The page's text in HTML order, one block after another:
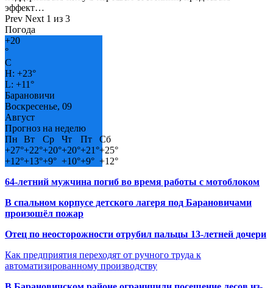
эффект…
Prev Next 1 из 3
Погода
+20
°
C
H: +23°
L: +11°
Барановичи
Воскресенье, 09
Август
Прогноз на неделю
Пн
Вт Ср Чт Пт
Сб
+27°+22°+20°+20°+21°+25°
+12°+13°+9° +10°+9° +12°
64-летний мужчина погиб во время работы с мотоблоком
В спальном корпусе детского лагеря под Барановичами
произошёл пожар
Отец по неосторожности отрубил пальцы 13-летней дочери
Как предприятия переходят от ручного труда к
автоматизированному производству